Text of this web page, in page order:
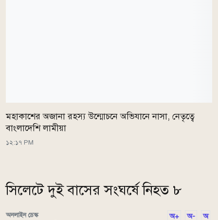
মহাকাশের অজানা রহস্য উন্মোচনে অভিযানে নাসা, নেতৃত্বে
বাংলাদেশি লামীয়া
১২:১৭ PM
সিলেটে দুই বাসের সংঘর্ষে নিহত ৮
অনলাইন ডেস্ক
অ+ অ- অ